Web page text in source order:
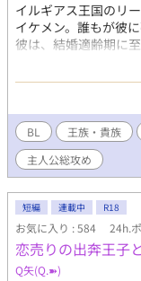
イルギアス王国のリ
イケメン。誰もが彼
彼は、結婚適齢期に
仮装舞踏会の夜、運
は、彼しかいない」
スは捜す。 仮面を
けばわかる、それの
力を頼むと（一部強
人に絞り込んでくれ
ろうか。 「当たりが
もないことをヤらか
モラルのゆるい世界
で、苦手な方はご遠
解いただける方向け。
BL 王族・貴族
主人公総攻め
短編 連載中 R18
お気に入り : 584 24h.
恋売りの出奔王子
Q矢(Q.➽)